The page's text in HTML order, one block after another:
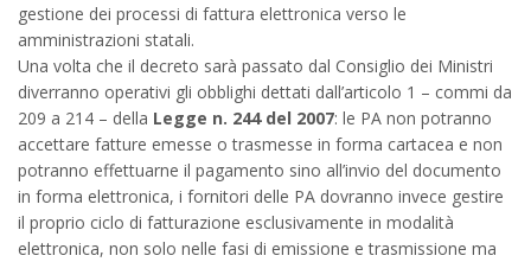
gestione dei processi di fattura elettronica verso le
amministrazioni statali.
Una volta che il decreto sarà passato dal Consiglio dei Ministri
diverranno operativi gli obblighi dettati dall’articolo 1 – commi da
209 a 214 – della Legge n. 244 del 2007: le PA non potranno
accettare fatture emesse o trasmesse in forma cartacea e non
potranno effettuarne il pagamento sino all’invio del documento
in forma elettronica, i fornitori delle PA dovranno invece gestire
il proprio ciclo di fatturazione esclusivamente in modalità
elettronica, non solo nelle fasi di emissione e trasmissione ma